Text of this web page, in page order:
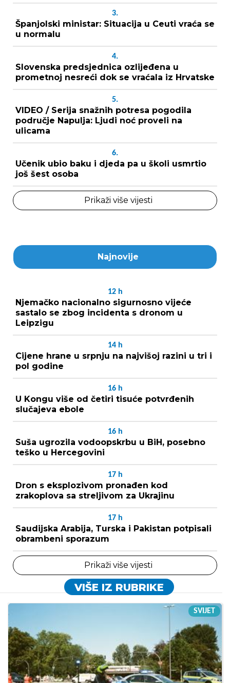
3.
Španjolski ministar: Situacija u Ceuti vraća se
u normalu
4.
Slovenska predsjednica ozlijeđena u
prometnoj nesreći dok se vraćala iz Hrvatske
5.
VIDEO / Serija snažnih potresa pogodila
područje Napulja: Ljudi noć proveli na
ulicama
6.
Učenik ubio baku i djeda pa u školi usmrtio
još šest osoba
Prikaži više vijesti
Najnovije
12 h
Njemačko nacionalno sigurnosno vijeće
sastalo se zbog incidenta s dronom u
Leipzigu
14 h
Cijene hrane u srpnju na najvišoj razini u tri i
pol godine
16 h
U Kongu više od četiri tisuće potvrđenih
slučajeva ebole
16 h
Suša ugrozila vodoopskrbu u BiH, posebno
teško u Hercegovini
17 h
Dron s eksplozivom pronađen kod
zrakoplova sa streljivom za Ukrajinu
17 h
Saudijska Arabija, Turska i Pakistan potpisali
obrambeni sporazum
Prikaži više vijesti
VIŠE IZ RUBRIKE
SVIJET